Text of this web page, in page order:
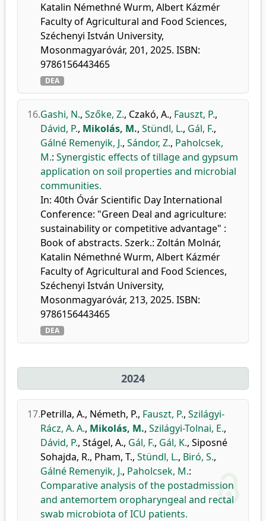
Katalin Némethné Wurm, Albert Kázmér
Faculty of Agricultural and Food Sciences,
Széchenyi István University,
Mosonmagyaróvár, 201, 2025. ISBN:
9786156443465
DEA
16.Gashi, N., Szőke, Z., Czakó, A., Fauszt, P.,
Dávid, P., Mikolás, M., Stündl, L., Gál, F.,
Gálné Remenyik, J., Sándor, Z., Paholcsek,
M.: Synergistic effects of tillage and gypsum
application on soil properties and microbial
communities.
In: 40th Óvár Scientific Day International
Conference: "Green Deal and agriculture:
sustainability or competitive advantage" :
Book of abstracts. Szerk.: Zoltán Molnár,
Katalin Némethné Wurm, Albert Kázmér
Faculty of Agricultural and Food Sciences,
Széchenyi István University,
Mosonmagyaróvár, 213, 2025. ISBN:
9786156443465
DEA
2024
17.Petrilla, A., Németh, P., Fauszt, P., Szilágyi-
Rácz, A. A., Mikolás, M., Szilágyi-Tolnai, E.,
Dávid, P., Stágel, A., Gál, F., Gál, K., Siposné
Sohajda, R., Pham, T., Stündl, L., Biró, S.,
Gálné Remenyik, J., Paholcsek, M.:
Comparative analysis of the postadmission
and antemortem oropharyngeal and rectal
swab microbiota of ICU patients.